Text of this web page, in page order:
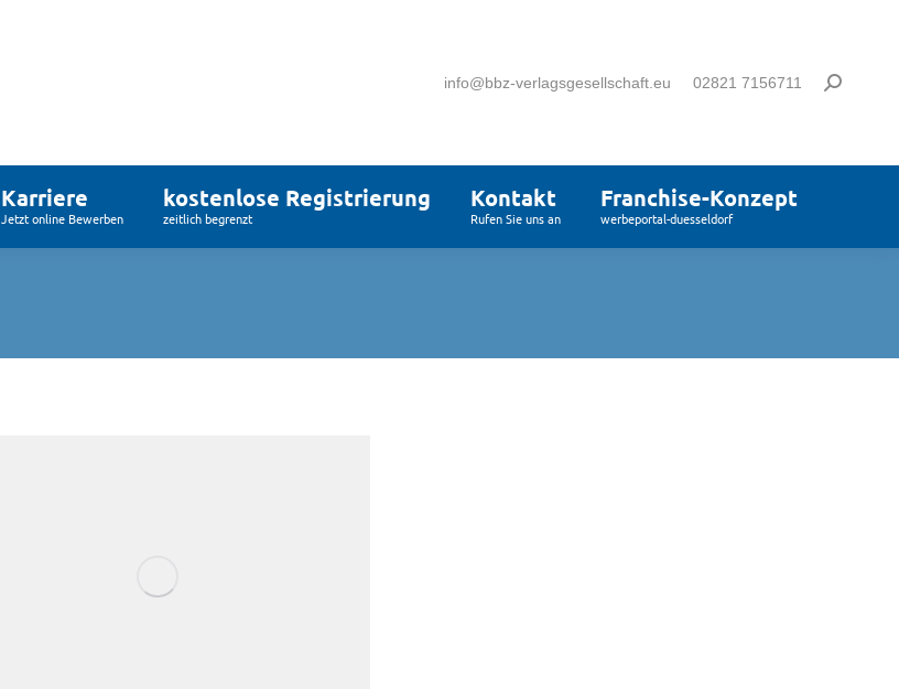
info@bbz-verlagsgesellschaft.eu 02821 7156711
Karriere
Jetzt online Bewerben
kostenlose Registrierung
zeitlich begrenzt
Kontakt
Rufen Sie uns an
Franchise-Konzept
werbeportal-duesseldorf